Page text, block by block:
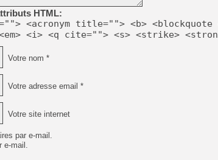
[GK] Palworld Online est
[GK] Wuchang 2 : le
[GK] Test : Big Walk est le
[GK] Starsand Island : la
[GK] Dan Houser (GTA)
[GK] Comment EA Sports
[GK] Crimson Moon : un
[GK] Isle of Reveries : le
HTML:
<acronym title=""> <b> <blockquote
<i> <q cite=""> <s> <strike>
Votre nom *
Votre adresse email *
Votre site internet
par e-mail.
e-mail.